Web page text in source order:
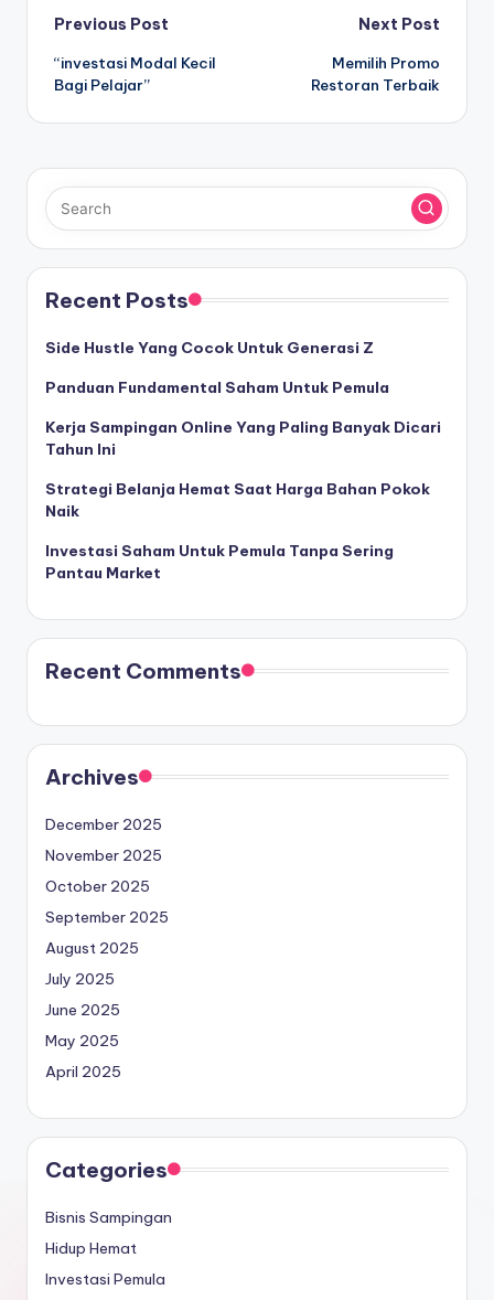
Post
navigation
Previous Post
“investasi Modal Kecil
Bagi Pelajar”
Next Post
Memilih Promo
Restoran Terbaik
Recent Posts
Side Hustle Yang Cocok Untuk Generasi Z
Panduan Fundamental Saham Untuk Pemula
Kerja Sampingan Online Yang Paling Banyak Dicari
Tahun Ini
Strategi Belanja Hemat Saat Harga Bahan Pokok
Naik
Investasi Saham Untuk Pemula Tanpa Sering
Pantau Market
Recent Comments
Archives
December 2025
November 2025
October 2025
September 2025
August 2025
July 2025
June 2025
May 2025
April 2025
Categories
Bisnis Sampingan
Hidup Hemat
Investasi Pemula